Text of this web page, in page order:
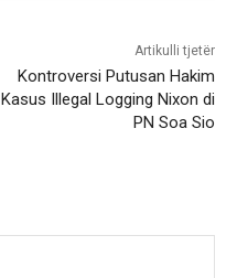
Artikulli tjetër
Kontroversi Putusan Hakim
Kasus Illegal Logging Nixon di
PN Soa Sio